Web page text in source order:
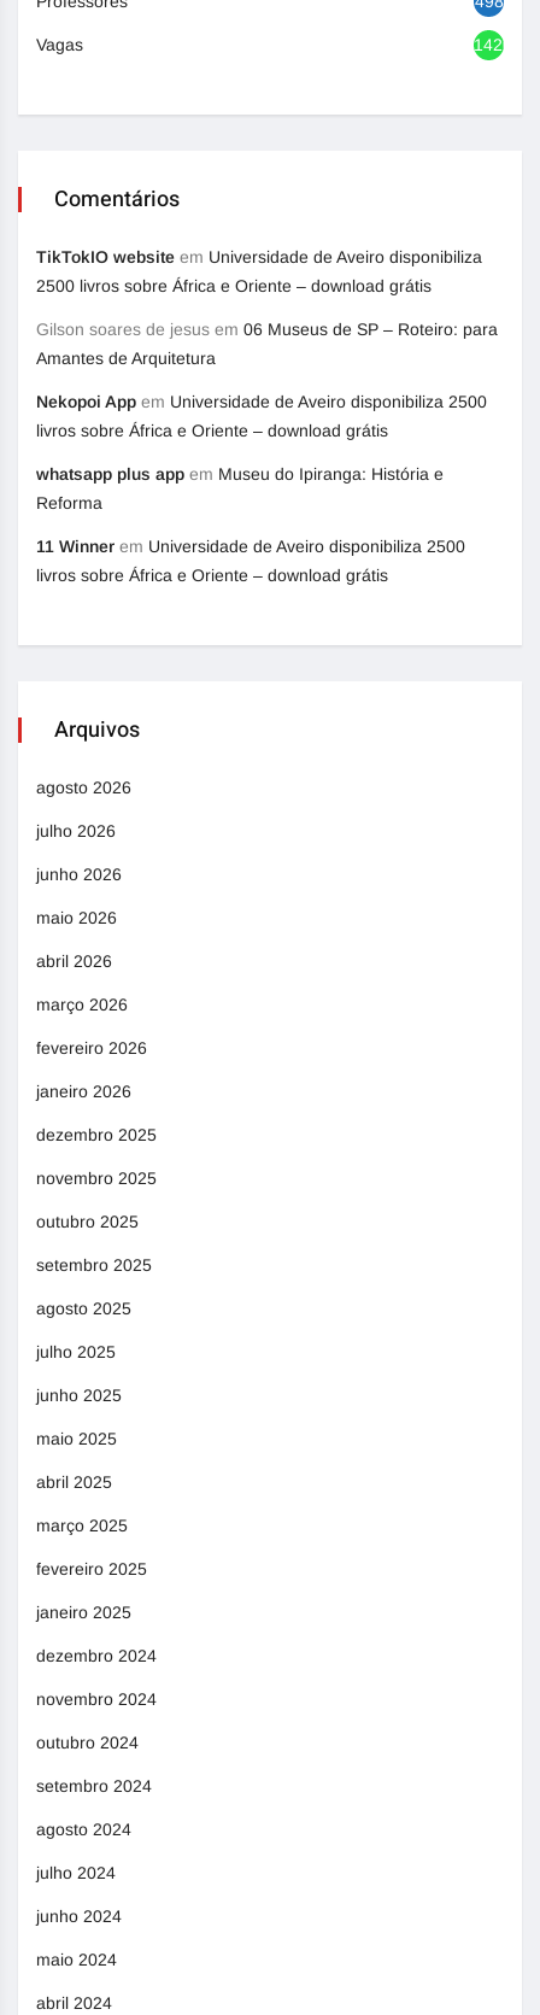
Vagas 1420
Comentários
TikTokIO website em Universidade de Aveiro disponibiliza
2500 livros sobre África e Oriente – download grátis
Gilson soares de jesus em 06 Museus de SP – Roteiro: para
Amantes de Arquitetura
Nekopoi App em Universidade de Aveiro disponibiliza 2500
livros sobre África e Oriente – download grátis
whatsapp plus app em Museu do Ipiranga: História e
Reforma
11 Winner em Universidade de Aveiro disponibiliza 2500
livros sobre África e Oriente – download grátis
Arquivos
agosto 2026
julho 2026
junho 2026
maio 2026
abril 2026
março 2026
fevereiro 2026
janeiro 2026
dezembro 2025
novembro 2025
outubro 2025
setembro 2025
agosto 2025
julho 2025
junho 2025
maio 2025
abril 2025
março 2025
fevereiro 2025
janeiro 2025
dezembro 2024
novembro 2024
outubro 2024
setembro 2024
agosto 2024
julho 2024
junho 2024
maio 2024
abril 2024